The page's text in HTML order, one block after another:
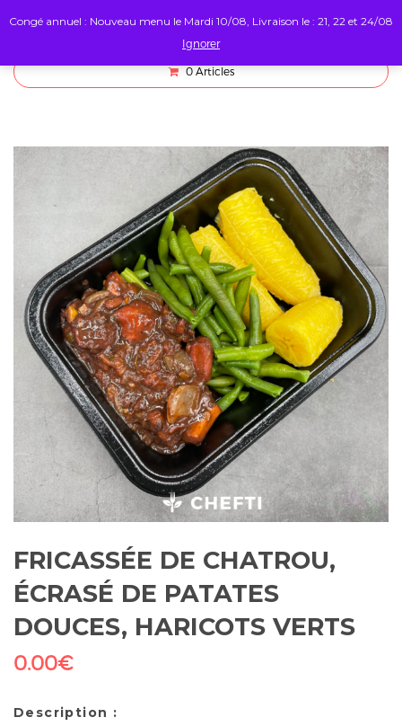
0 Articles
FRICASSÉE DE CHATROU,
ÉCRASÉ DE PATATES
DOUCES, HARICOTS VERTS
0.00€
Description :
Congé annuel : Nouveau menu le Mardi 10/08, Livraison le : 21, 22 et 24/08
Ignorer